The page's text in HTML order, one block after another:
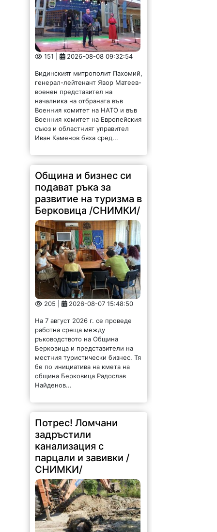
151 | 2026-08-08 09:32:54
Видинският митрополит Пахомий,
генерал-лейтенант Явор Матеев-
военен представител на
началника на отбраната във
Военния комитет на НАТО и във
Военния комитет на Европейския
съюз и областният управител
Иван Каменов бяха сред...
Община и бизнес си
подават ръка за
развитие на туризма в
Берковица /СНИМКИ/
205 | 2026-08-07 15:48:50
На 7 август 2026 г. се проведе
работна среща между
ръководството на Община
Берковица и представители на
местния туристически бизнес. Тя
бе по инициатива на кмета на
община Берковица Радослав
Найденов...
Потрес! Ломчани
задръстили
канализация с
парцали и завивки /
СНИМКИ/